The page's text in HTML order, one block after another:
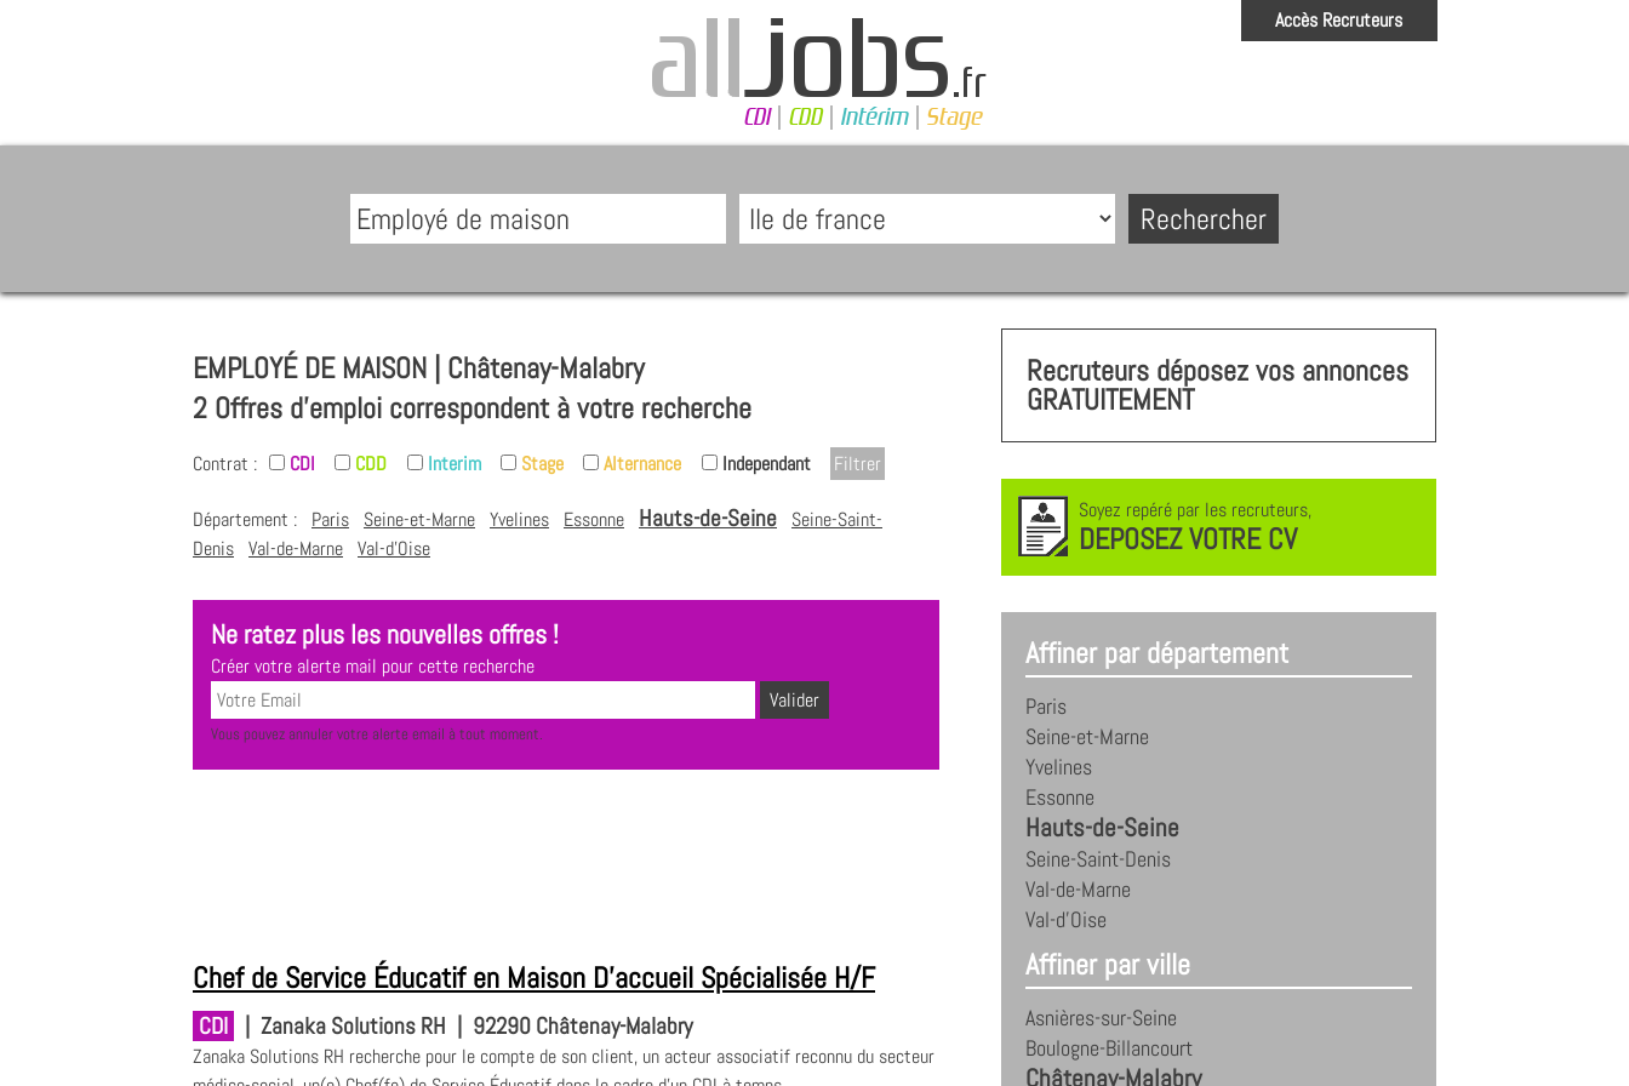
Accès Recruteurs
EMPLOYÉ DE MAISON | Châtenay-Malabry
2 Offres d'emploi correspondent à votre recherche
Contrat : CDI CDD Interim Stage Alternance Independant
Département : Paris Seine-et-Marne Yvelines Essonne Hauts-de-Seine
Seine-Saint-
Denis Val-de-Marne Val-d'Oise
Ne ratez plus les nouvelles offres !
Créer votre alerte mail pour cette recherche
Vous pouvez annuler votre alerte email à tout moment.
Chef de Service Éducatif en Maison D'accueil Spécialisée H/F
CDI | Zanaka Solutions RH | 92290 Châtenay-Malabry
Zanaka Solutions RH recherche pour le compte de son client, un acteur associatif reconnu du secteur
Recruteurs déposez vos annonces
GRATUITEMENT
Soyez repéré par les recruteurs,
DEPOSEZ VOTRE CV
Affiner par département
Paris
Seine-et-Marne
Yvelines
Essonne
Hauts-de-Seine
Seine-Saint-Denis
Val-de-Marne
Val-d'Oise
Affiner par ville
Asnières-sur-Seine
Boulogne-Billancourt
Châtenay-Malabry